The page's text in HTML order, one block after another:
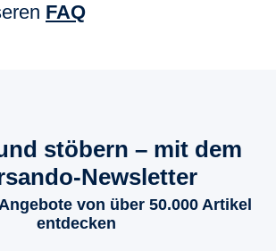
FAQ
stöbern – mit dem
Newsletter
von über 50.000 Artikel
entdecken